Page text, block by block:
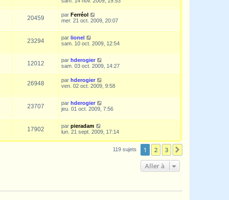
20459 par Ferréol
mer. 21 oct. 2009, 20:07
23294 par lionel
sam. 10 oct. 2009, 12:54
12012 par hderogier
sam. 03 oct. 2009, 14:27
26948 par hderogier
ven. 02 oct. 2009, 9:58
23707 par hderogier
jeu. 01 oct. 2009, 7:56
17902 par pieradam
lun. 21 sept. 2009, 17:14
119 sujets 1 2 3
Aller à